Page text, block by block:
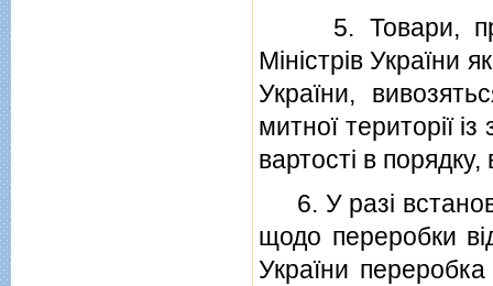
5. Товари,
Мiнiстрiв України
України,
митної територiї
вартостi в
6. У разi
щодо переробки
України